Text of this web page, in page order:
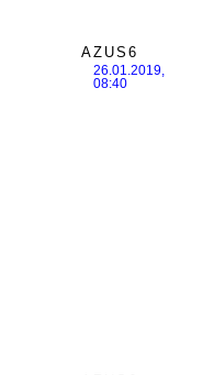
AZUS6
26.01.2019,
08:40